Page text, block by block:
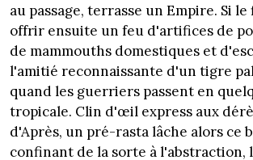
au passage, terrasse un Empire. Si
offrir ensuite un feu d'artifices de
de mammouths domestiques et
l'amitié reconnaissante d'un tigre
quand les guerriers passent en
tropicale. Clin d'œil express aux
d'Après, un pré-rasta lâche alors
confinant de la sorte à l'abstraction,